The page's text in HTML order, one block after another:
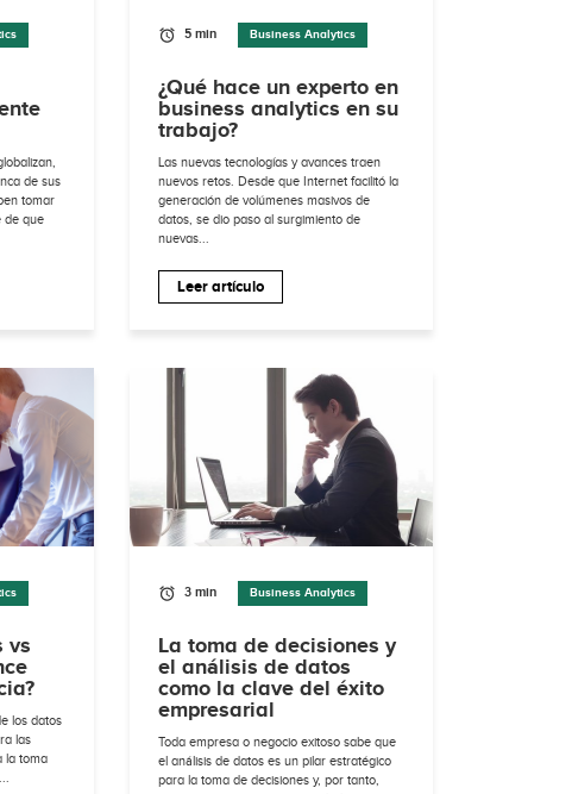
de sus
tomar
de que
5 min Business Analytics
¿Qué hace un experto en
business analytics en su
trabajo?
Las nuevas tecnologías y avances traen
nuevos retos. Desde que Internet facilitó la
generación de volúmenes masivos de
datos, se dio paso al surgimiento de
nuevas...
Leer artículo
vs
los datos
las
la toma
3 min Business Analytics
La toma de decisiones y
el análisis de datos
como la clave del éxito
empresarial
Toda empresa o negocio exitoso sabe que
el análisis de datos es un pilar estratégico
para la toma de decisiones y, por tanto,